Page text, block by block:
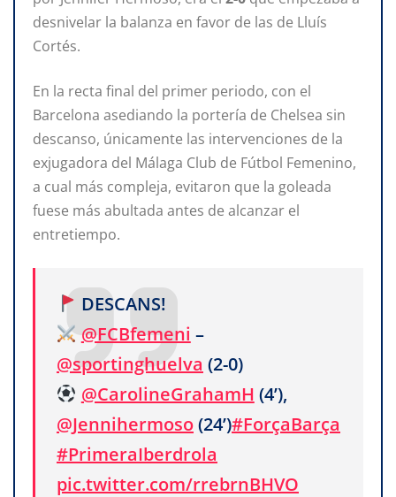
desnivelar la balanza en favor de las de Lluís
Cortés.
En la recta final del primer periodo, con el
Barcelona asediando la portería de Chelsea sin
descanso, únicamente las intervenciones de la
exjugadora del Málaga Club de Fútbol Femenino,
a cual más compleja, evitaron que la goleada
fuese más abultada antes de alcanzar el
entretiempo.
DESCANS!
@FCBfemeni –
@sportinghuelva (2-0)
@CarolineGrahamH (4’),
@Jennihermoso(24’)#ForçaBarça
#PrimeraIberdrola
pic.twitter.com/rrebrnBHVO